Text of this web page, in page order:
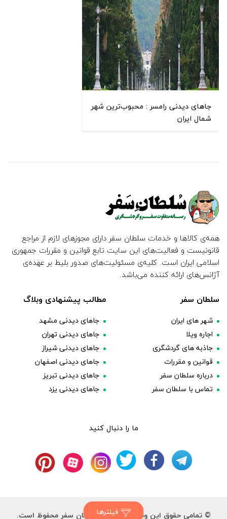
جاهای دیدنی رامسر : محبوب‌ترین شهر
شمال ایران
همه‌ی کالاها و خدمات سلطان سفر دارای مجوزهای لازم از مراجع
قانونیست و فعالیت‌های این سایت تابع قوانین و مقررات جمهوری
اسلامی ایران است. کلیه‌ی مسئولیت‌های صدور بلیط بر عهده‌ی
آژانس‌های ارائه کننده می‌باشد.
سلطان سفر
شهر های ایران
اجاره ویلا
جاذبه های گردشگری
قوانین و مقررات
درباره سلطان سفر
تماس با سلطان سفر
مطالب پیشنهادی وبلاگ
جاهای دیدنی مشهد
جاهای دیدنی تهران
جاهای دیدنی شیراز
جاهای دیدنی اصفهان
جاهای دیدنی تبریز
جاهای دیدنی یزد
ما را دنبال کنید
© تمامی حقوق این وب سایت برای سلطان سفر محفوظ است.